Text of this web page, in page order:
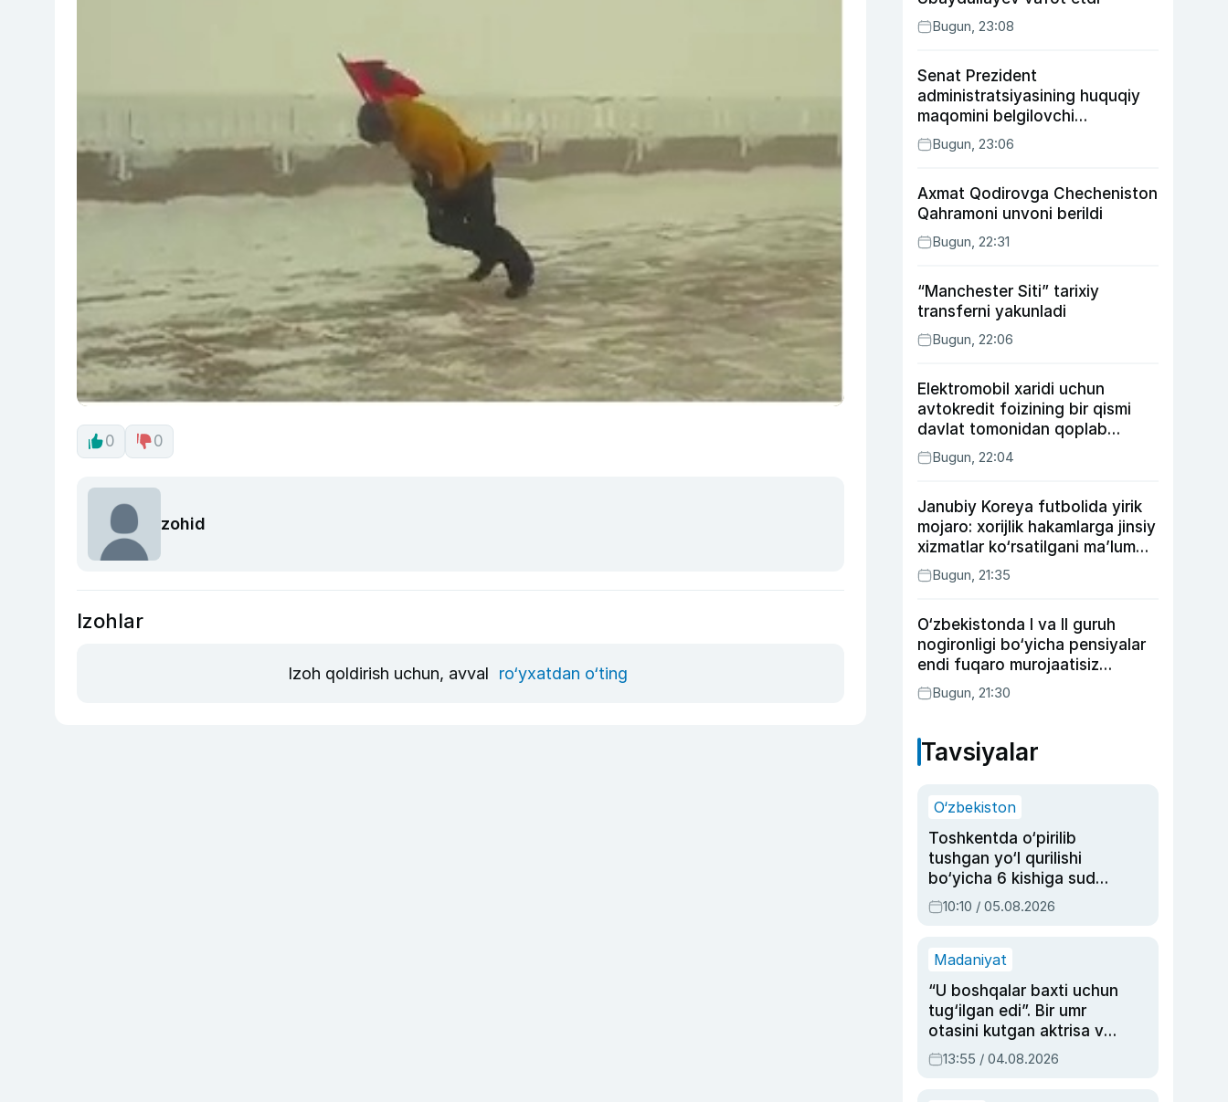
0 0
zohid
Izohlar
Izoh qoldirish uchun, avval ro‘yxatdan o‘ting
Bugun, 23:08
Senat Prezident
administratsiyasining huquqiy
maqomini belgilovchi
konstitutsiyaviy qonunni
ma’qulladi
Bugun, 23:06
Axmat Qodirovga Checheniston
Qahramoni unvoni berildi
Bugun, 22:31
“Manchester Siti” tarixiy
transferni yakunladi
Bugun, 22:06
Elektromobil xaridi uchun
avtokredit foizining bir qismi
davlat tomonidan qoplab
berilishi mumkin
Bugun, 22:04
Janubiy Koreya futbolida yirik
mojaro: xorijlik hakamlarga jinsiy
xizmatlar ko‘rsatilgani ma’lum
qilindi
Bugun, 21:35
O‘zbekistonda I va II guruh
nogironligi bo‘yicha pensiyalar
endi fuqaro murojaatisiz
tayinlanishi mumkin
Bugun, 21:30
Tavsiyalar
O‘zbekiston
Toshkentda o‘pirilib
tushgan yo‘l qurilishi
bo‘yicha 6 kishiga sud
hukmi o‘qildi
10:10 / 05.08.2026
Madaniyat
“U boshqalar baxti uchun
tug‘ilgan edi”. Bir umr
otasini kutgan aktrisa va
dublyaj ustasi Rimma
Ahmedovaning
13:55 / 04.08.2026